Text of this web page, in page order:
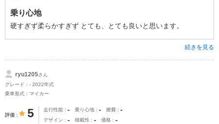
乗り心地
硬すぎず柔らかすぎず とても、とても良いと思います。
続きを見る
ryu1205さん
グレード：- 2022年式
乗車形式：マイカー
評価 5 走行性能 - 乗り心地 - 燃費 -
デザイン - 積載性 - 価格 -